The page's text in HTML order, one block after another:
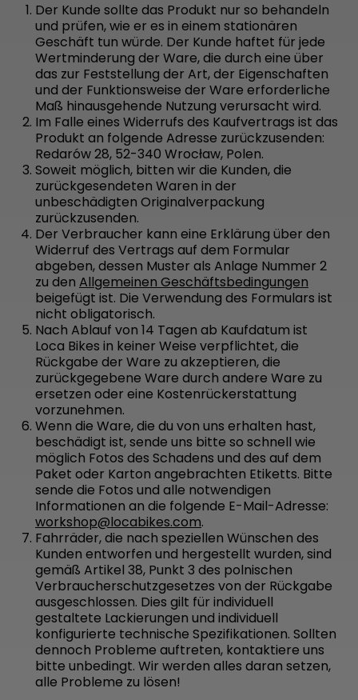
Der Kunde sollte das Produkt nur so behandeln
und prüfen, wie er es in einem stationären
Geschäft tun würde. Der Kunde haftet für jede
Wertminderung der Ware, die durch eine über
das zur Feststellung der Art, der Eigenschaften
und der Funktionsweise der Ware erforderliche
Maß hinausgehende Nutzung verursacht wird.
Im Falle eines Widerrufs des Kaufvertrags ist das
Produkt an folgende Adresse zurückzusenden:
Redarów 28, 52-340 Wrocław, Polen.
Soweit möglich, bitten wir die Kunden, die
zurückgesendeten Waren in der
unbeschädigten Originalverpackung
zurückzusenden.
Der Verbraucher kann eine Erklärung über den
Widerruf des Vertrags auf dem Formular
abgeben, dessen Muster als Anlage Nummer 2
zu den Allgemeinen Geschäftsbedingungen
beigefügt ist. Die Verwendung des Formulars ist
nicht obligatorisch.
Nach Ablauf von 14 Tagen ab Kaufdatum ist
Loca Bikes in keiner Weise verpflichtet, die
Rückgabe der Ware zu akzeptieren, die
zurückgegebene Ware durch andere Ware zu
ersetzen oder eine Kostenrückerstattung
vorzunehmen.
Wenn die Ware, die du von uns erhalten hast,
beschädigt ist, sende uns bitte so schnell wie
möglich Fotos des Schadens und des auf dem
Paket oder Karton angebrachten Etiketts. Bitte
sende die Fotos und alle notwendigen
Informationen an die folgende E-Mail-Adresse:
workshop@locabikes.com.
Fahrräder, die nach speziellen Wünschen des
Kunden entworfen und hergestellt wurden, sind
gemäß Artikel 38, Punkt 3 des polnischen
Verbraucherschutzgesetzes von der Rückgabe
ausgeschlossen. Dies gilt für individuell
gestaltete Lackierungen und individuell
konfigurierte technische Spezifikationen. Sollten
dennoch Probleme auftreten, kontaktiere uns
bitte unbedingt. Wir werden alles daran setzen,
alle Probleme zu lösen!